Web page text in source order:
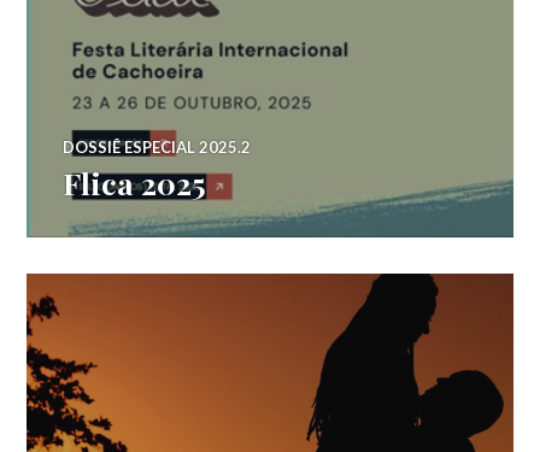
DOSSIÊ ESPECIAL 2025.2
Flica 2025